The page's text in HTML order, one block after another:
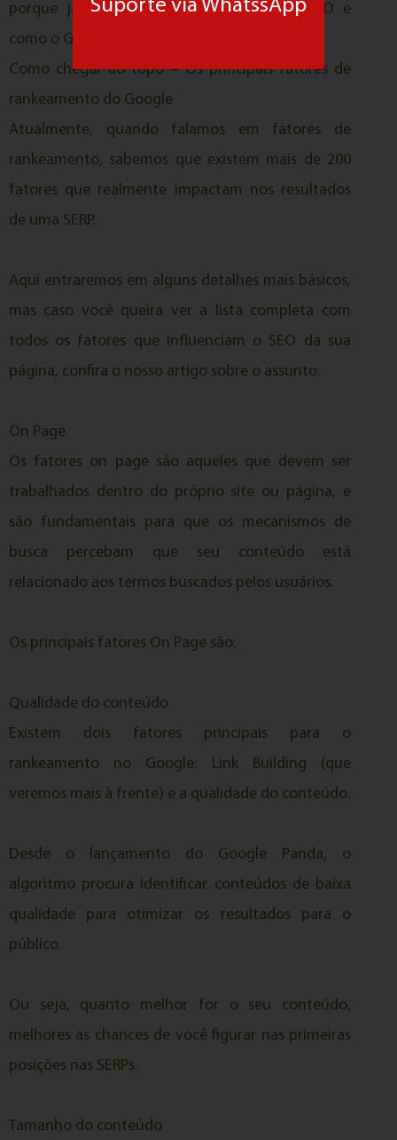
Suporte via WhatssApp
porque já sabe os conceitos básicos de SEO e
como o Google funciona)
Como chegar ao topo – Os principais fatores de
rankeamento do Google
Atualmente, quando falamos em fatores de
rankeamento, sabemos que existem mais de 200
fatores que realmente impactam nos resultados
de uma SERP.
Aqui entraremos em alguns detalhes mais básicos,
mas caso você queira ver a lista completa com
todos os fatores que influenciam o SEO da sua
página, confira o nosso artigo sobre o assunto.
On Page
Os fatores on page são aqueles que devem ser
trabalhados dentro do próprio site ou página, e
são fundamentais para que os mecanismos de
busca percebam que seu conteúdo está
relacionado aos termos buscados pelos usuários.
Os principais fatores On Page são:
Qualidade do conteúdo
Existem dois fatores principais para o
rankeamento no Google: Link Building (que
veremos mais à frente) e a qualidade do conteúdo.
Desde o lançamento do Google Panda, o
algoritmo procura identificar conteúdos de baixa
qualidade para otimizar os resultados para o
público.
Ou seja, quanto melhor for o seu conteúdo,
melhores as chances de você figurar nas primeiras
posições nas SERPs.
Tamanho do conteúdo